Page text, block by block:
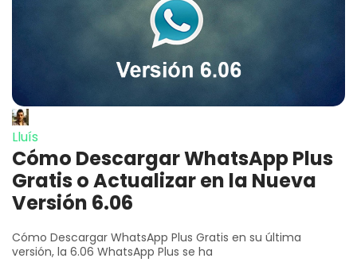
Lluís
Cómo Descargar WhatsApp Plus
Gratis o Actualizar en la Nueva
Versión 6.06
Cómo Descargar WhatsApp Plus Gratis en su última
versión, la 6.06 WhatsApp Plus se ha